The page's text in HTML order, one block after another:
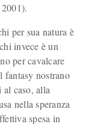
per sua natura è
invece è un
per cavalcare
fantasy nostrano
al caso, alla
nella speranza
spesa in